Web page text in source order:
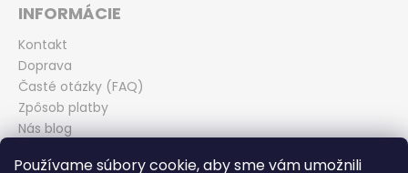
Používame súbory cookie, aby sme vám umožnili
INFORMÁCIE
Kontakt
Doprava
Časté otázky (FAQ)
Zpôsob platby
Nás blog